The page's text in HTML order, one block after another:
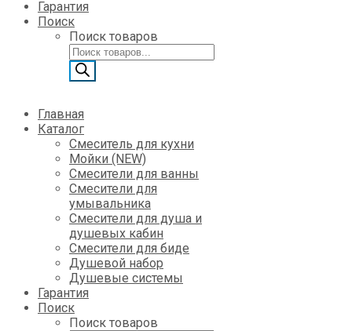
Гарантия
Поиск
Поиск товаров
Главная
Каталог
Смеситель для кухни
Мойки (NEW)
Смесители для ванны
Смесители для
умывальника
Смесители для душа и
душевых кабин
Смесители для биде
Душевой набор
Душевые системы
Гарантия
Поиск
Поиск товаров